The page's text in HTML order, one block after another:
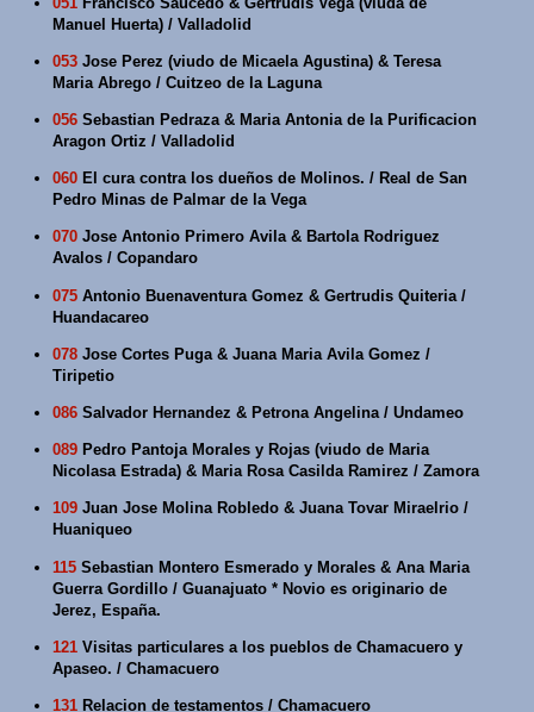
Manuel Huerta) / Valladolid
053 Jose Perez (viudo de Micaela Agustina) & Teresa
Maria Abrego / Cuitzeo de la Laguna
056 Sebastian Pedraza & Maria Antonia de la Purificacion
Aragon Ortiz / Valladolid
060 El cura contra los dueños de Molinos. / Real de San
Pedro Minas de Palmar de la Vega
070 Jose Antonio Primero Avila & Bartola Rodriguez
Avalos / Copandaro
075 Antonio Buenaventura Gomez & Gertrudis Quiteria /
Huandacareo
078 Jose Cortes Puga & Juana Maria Avila Gomez /
Tiripetio
086 Salvador Hernandez & Petrona Angelina / Undameo
089 Pedro Pantoja Morales y Rojas (viudo de Maria
Nicolasa Estrada) & Maria Rosa Casilda Ramirez / Zamora
109 Juan Jose Molina Robledo & Juana Tovar Miraelrio /
Huaniqueo
115 Sebastian Montero Esmerado y Morales & Ana Maria
Guerra Gordillo / Guanajuato * Novio es originario de
Jerez, España.
121 Visitas particulares a los pueblos de Chamacuero y
Apaseo. / Chamacuero
131 Relacion de testamentos / Chamacuero